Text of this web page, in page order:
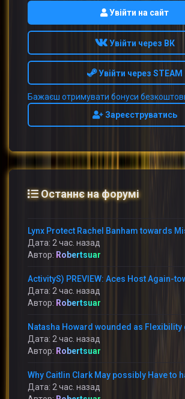
Увійти на сайт
Увійти через ВК
Увійти через STEAM
Бажаєш отримувати бонуси
Зареєструватись
Останнє на форумі
Дата: 2 час. назад
Автор: Robertsuar
Дата: 2 час. назад
Автор: Robertsuar
Дата: 2 час. назад
Автор: Robertsuar
Дата: 2 час. назад